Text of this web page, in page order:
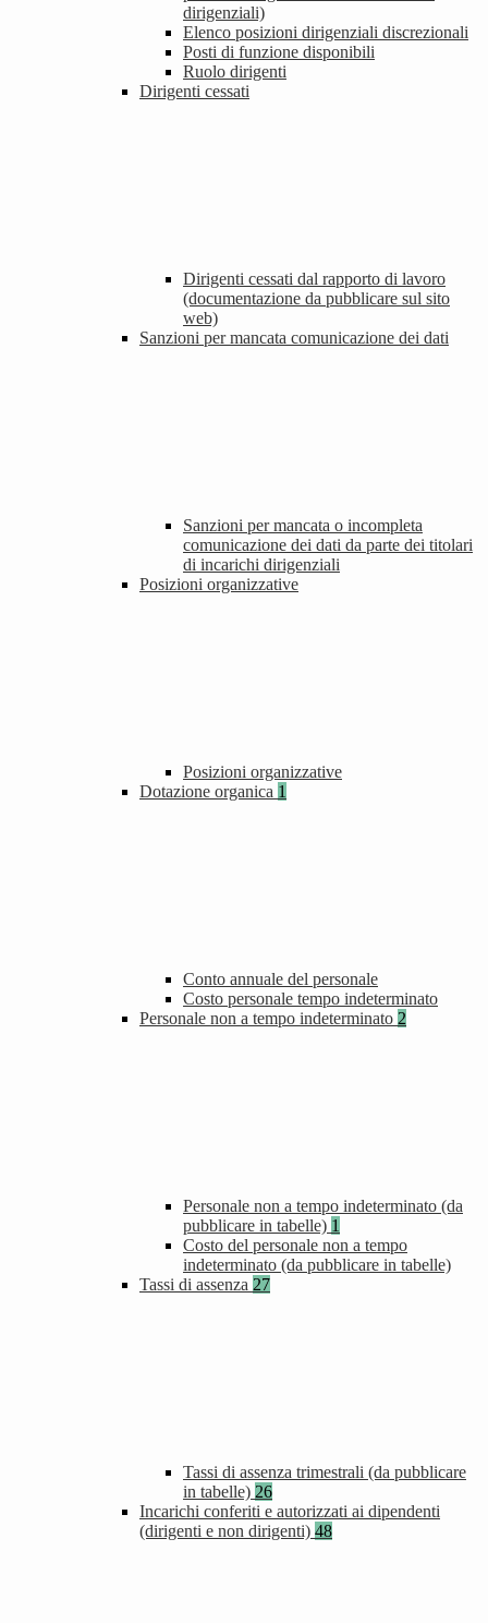
dirigenziali)
Elenco posizioni dirigenziali discrezionali
Posti di funzione disponibili
Ruolo dirigenti
Dirigenti cessati
Dirigenti cessati dal rapporto di lavoro
(documentazione da pubblicare sul sito
web)
Sanzioni per mancata comunicazione dei dati
Sanzioni per mancata o incompleta
comunicazione dei dati da parte dei titolari
di incarichi dirigenziali
Posizioni organizzative
Posizioni organizzative
Dotazione organica 1
Conto annuale del personale
Costo personale tempo indeterminato
Personale non a tempo indeterminato 2
Personale non a tempo indeterminato (da
pubblicare in tabelle) 1
Costo del personale non a tempo
indeterminato (da pubblicare in tabelle)
Tassi di assenza 27
Tassi di assenza trimestrali (da pubblicare
in tabelle) 26
Incarichi conferiti e autorizzati ai dipendenti
(dirigenti e non dirigenti) 48